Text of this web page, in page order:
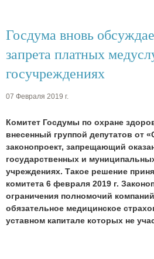
Госдума вновь
запрета платных
госучреждениях
07 Февраля 2019 г.
Комитет Госдумы по охране
внесенный группой депутатов от
законопроект, запрещающий
государственных и
учреждениях. Такое решение
комитета 6 февраля 2019 г.
ограничения полномочий
обязательное медицинское
уставном капитале которых не